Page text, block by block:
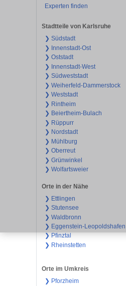
Experten finden
Stadtteile von Karlsruhe
❯ Südstadt
❯ Innenstadt-Ost
❯ Oststadt
❯ Innenstadt-West
❯ Südweststadt
❯ Weiherfeld-Dammerstock
❯ Weststadt
❯ Rintheim
❯ Beiertheim-Bulach
❯ Rüppurr
❯ Nordstadt
❯ Mühlburg
❯ Oberreut
❯ Grünwinkel
❯ Wolfartsweier
Orte in der Nähe
❯ Ettlingen
❯ Stutensee
❯ Waldbronn
❯ Eggenstein-Leopoldshafen
❯ Pfinztal
❯ Rheinstetten
Orte im Umkreis
❯ Pforzheim